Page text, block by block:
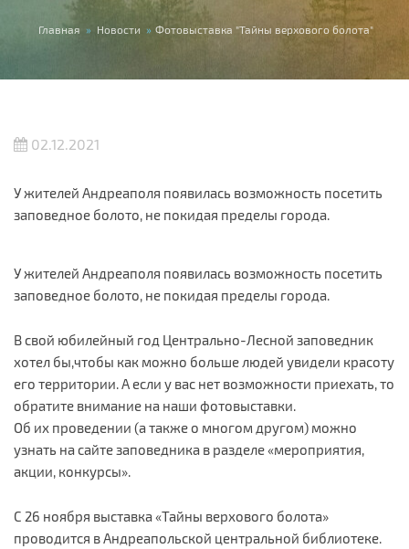
Вы здесь
Главная » Новости » Фотовыставка "Тайны верхового болота"
02.12.2021
У жителей Андреаполя появилась возможность посетить
заповедное болото, не покидая пределы города.
У жителей Андреаполя появилась возможность посетить
заповедное болото, не покидая пределы города.
В свой юбилейный год Центрально-Лесной заповедник
хотел бы,чтобы как можно больше людей увидели красоту
его территории. А если у вас нет возможности приехать, то
обратите внимание на наши фотовыставки.
Об их проведении (а также о многом другом) можно
узнать на сайте заповедника в разделе «мероприятия,
акции, конкурсы».
С 26 ноября выставка «Тайны верхового болота»
проводится в Андреапольской центральной библиотеке.